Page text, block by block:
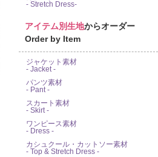
- Stretch Dress-
アイテム別生地からオーダー
Order by Item
ジャケット素材
- Jacket -
パンツ素材
- Pant -
スカート素材
- Skirt -
ワンピース素材
- Dress -
カシュクール・カットソー素材
- Top & Stretch Dress -